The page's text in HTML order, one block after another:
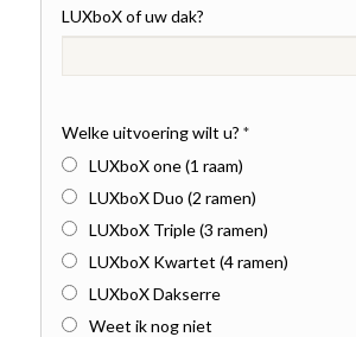
LUXboX of uw dak?
Welke uitvoering wilt u?*
LUXboX one (1 raam)
LUXboX Duo (2 ramen)
LUXboX Triple (3 ramen)
LUXboX Kwartet (4 ramen)
LUXboX Dakserre
Weet ik nog niet